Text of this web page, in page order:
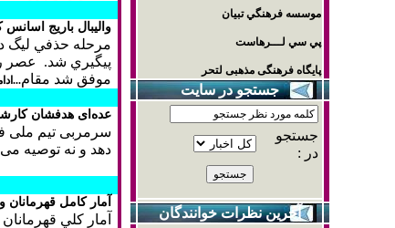
موسسه فرهنگي تبيان
پي سي لـــرهاست
پایگاه فرهنگی مذهبی لتحر
جستجو در سایت
جستجو
در :
آخرین نظرات خوانندگان
والیبال باريج
پيگيري شد. عصر
موفق شد مقام
عده‌ای هدفشان
سرمربی تیم ملی
دهد و نه توصیه
آمار كامل قهرمانان
آمار كلي